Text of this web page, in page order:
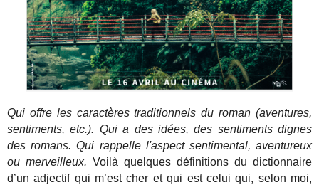
Qui offre les caractères traditionnels du roman (aventures,
sentiments, etc.). Qui a des idées, des sentiments dignes
des romans. Qui rappelle l'aspect sentimental, aventureux
ou merveilleux. Voilà quelques définitions du dictionnaire
d’un adjectif qui m’est cher et qui est celui qui, selon moi,